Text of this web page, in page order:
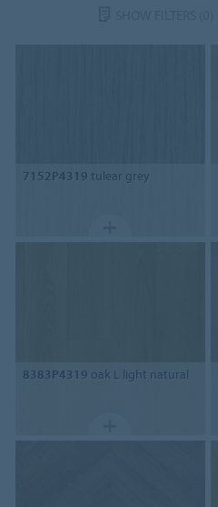
7152P4319 tulear grey
8383P4319 oak L light natural